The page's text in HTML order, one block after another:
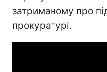
затриманому про
прокуратурі.